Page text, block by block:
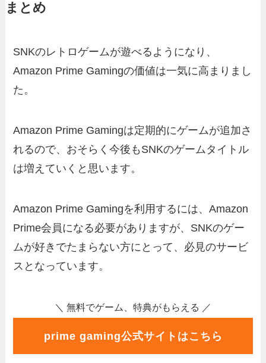
まとめ
SNKのレトロゲームが遊べるようになり、
Amazon Prime Gamingの価値は一気に高まりまし
た。
Amazon Prime Gamingは定期的にゲームが追加さ
れるので、おそらく今後もSNKのゲームタイトル
は増えていくと思います。
Amazon Prime Gamingを利用するには、Amazon
Prime会員になる必要がありますが、SNKのゲー
ムが好きでたまらない方にとって、必見のサービ
スとなっています。
＼ 無料でゲーム、特典がもらえる ／
prime gaming公式サイトはこちら